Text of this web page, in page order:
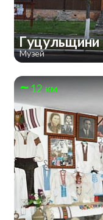
Гуцульщини
Музей
12 км